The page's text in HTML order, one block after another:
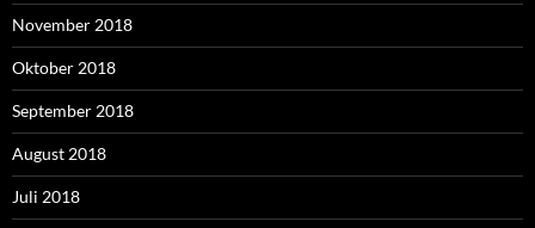
November 2018
Oktober 2018
September 2018
August 2018
Juli 2018